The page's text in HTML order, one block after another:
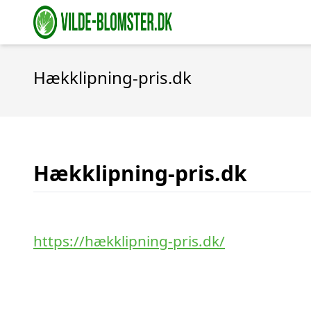
Hækklipning-pris.dk
Hækklipning-pris.dk
https://hækklipning-pris.dk/